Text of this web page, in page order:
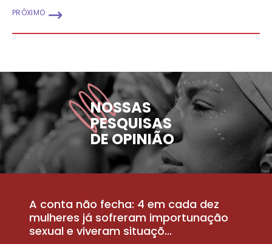
PRÓXIMO
NOSSAS
PESQUISAS
DE OPINIÃO
A conta não fecha: 4 em cada dez
mulheres já sofreram importunação
sexual e viveram situaçõ...